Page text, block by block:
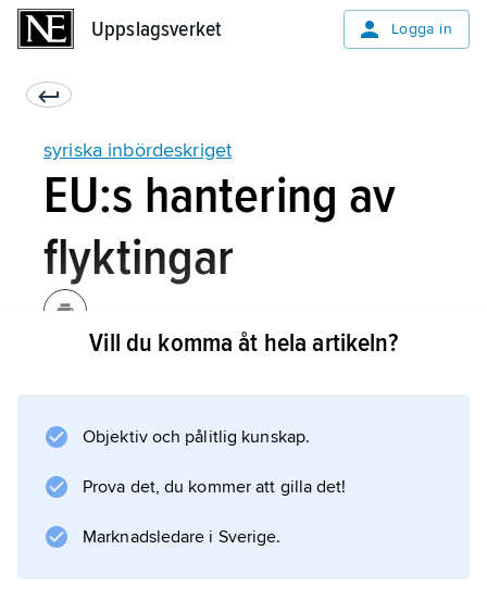
Uppslagsverket Logga in
syriska inbördeskriget
EU:s hantering av
flyktingar
miljon människor. Under 2015 tog sig mer än
350 000 syrier till EU för skydd. De utgjorde
en del av en större flykting- och migrantström
Afghanistan och olika afrikanska
Vill du komma åt hela artikeln?
Objektiv och pålitlig kunskap.
Prova det, du kommer att gilla det!
Marknadsledare i Sverige.